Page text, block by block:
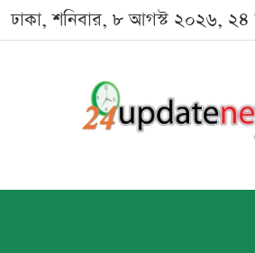
ঢাকা, শনিবার, ৮ আগস্ট ২০২৬, ২৪